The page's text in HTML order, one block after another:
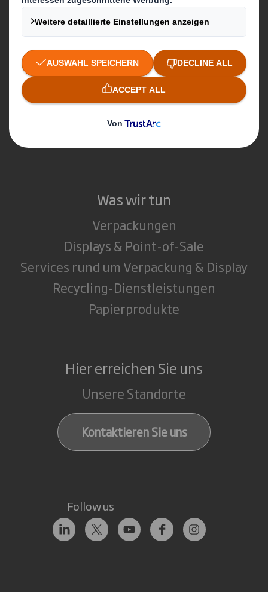
Über DS Smith
Über International Paper
Zusammenschluss von IP + DS Smith
Nachhaltigkeit
Unser Unternehmenszweck
Media
Was wir tun
Verpackungen
Displays & Point-of-Sale
Services rund um Verpackung & Display
Recycling-Dienstleistungen
Papierprodukte
Hier erreichen Sie uns
Unsere Standorte
Kontaktieren Sie uns
Follow us